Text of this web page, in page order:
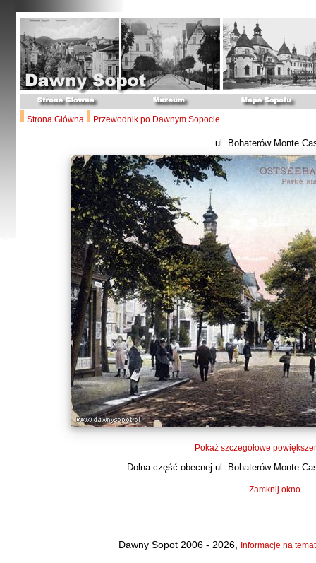
Strona Główna Przewodnik po Dawnym Sopocie
ul. Bohaterów Monte
Pokaż szczegółowe
Dolna część obecnej ul. Bohaterów Monte
Zamknij okno
Dawny Sopot 2006 - 2026, Informacje na